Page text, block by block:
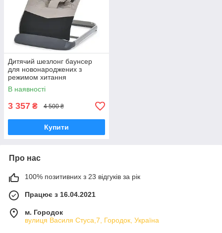
Дитячий шезлонг баунсер
для новонароджених з
режимом хитання
натуральний льон 3
положення спинки до 9 кг
В наявності
3 357 ₴ 4 500 ₴
Купити
Про нас
100% позитивних з 23 відгуків за рік
Працює з 16.04.2021
м. Городок
вулиця Василя Стуса,7, Городок, Україна